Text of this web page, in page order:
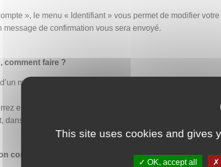
This site uses cookies and gives
OK, accept all
», le menu « Identifiant » vous permet de modifier
message de confirmation vous sera envoyé.
comment faire ?
mot de passe ou d’un identifiant erroné bloque
essayer de vous connecter de nouveau ou demander
dans vos anciens accusés de réception par exemple, afin
compte ?